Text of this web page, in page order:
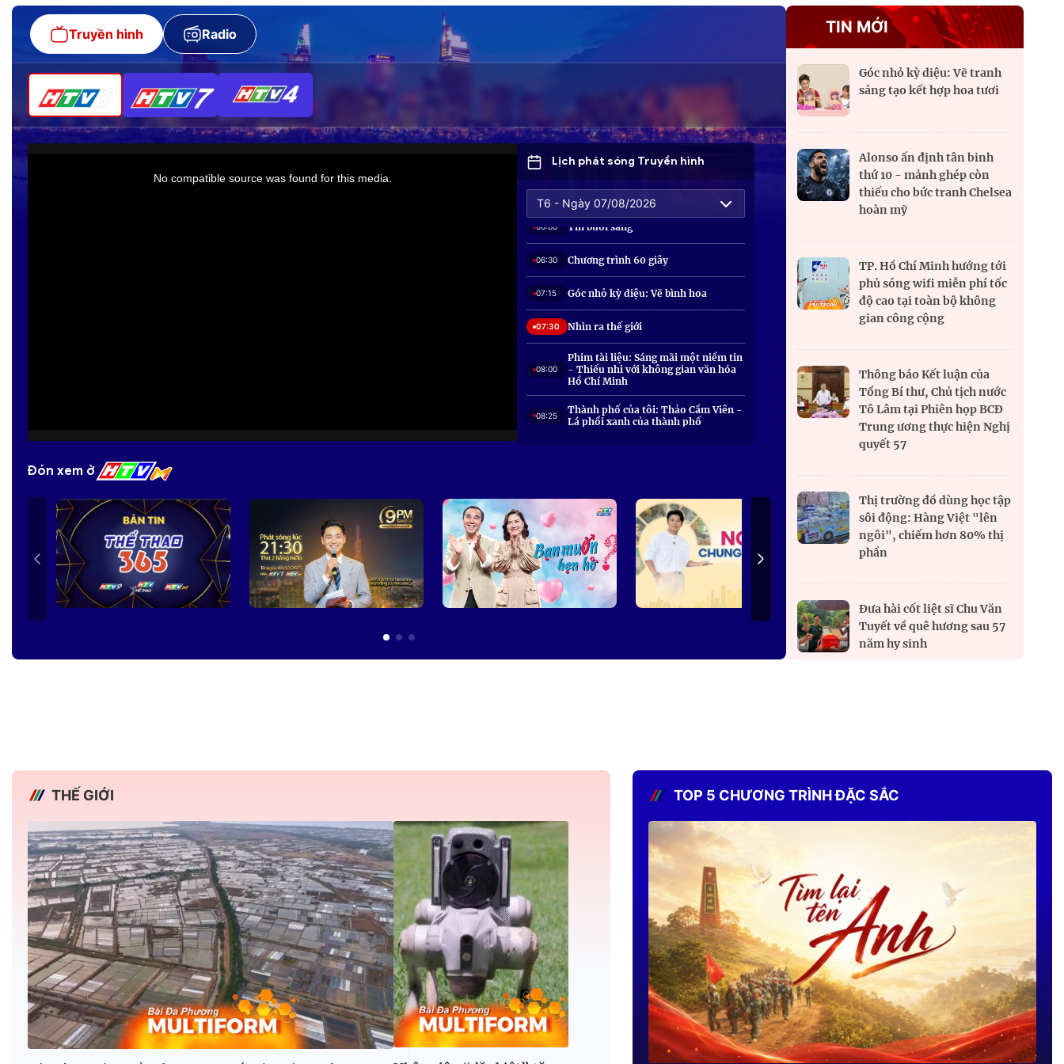
Truyền hình Radio
Lịch phát sóng Truyền hình
Siêu thị cười: Kế hoạch giảm cân
Phim truyện Việt Nam: Mặn hơn
05:02 Thể dục cơ bản
05:20 Thể dục dưỡng sinh
05:30 Muôn màu thể thao
06:00 Tin buổi sáng
06:30 Chương trình 60 giây
07:15 Góc nhỏ kỳ diệu: Vẽ bình hoa
07:30 Nhìn ra thế giới
08:00
Phim tài liệu: Sáng mãi một niềm tin
- Thiếu nhi với không gian văn hóa
Hồ Chí Minh
08:25
Thành phố của tôi: Thảo Cầm Viên -
Lá phổi xanh của thành phố
11:30 Bản tin trưa
12:00 Chương trình 60 giây
12:30 Việt Nam - Đi là ghiền
chi hạ 2
15:00
Người trong cuộc
16:15 Muôn màu thể thao
16:45
Nghệ thuật và cuộc sống: Không gian
18:10 Dấu ấn thương hiệu Việt
18:30 Chương trình 60 giây
19:00 Tiếp sóng VTV
19:45
Đồng hành Chuông vàng vọng cổ
Đón xem ở
TIN MỚI
Góc nhỏ kỳ diệu: Vẽ tranh
sáng tạo kết hợp hoa tươi
Alonso ấn định tân binh
thứ 10 - mảnh ghép còn
thiếu cho bức tranh Chelsea
hoàn mỹ
TP. Hồ Chí Minh hướng tới
phủ sóng wifi miễn phí tốc
độ cao tại toàn bộ không
gian công cộng
Thông báo Kết luận của
Tổng Bí thư, Chủ tịch nước
Tô Lâm tại Phiên họp BCĐ
Trung ương thực hiện Nghị
quyết 57
Thị trường đồ dùng học tập
sôi động: Hàng Việt "lên
ngôi", chiếm hơn 80% thị
phần
Đưa hài cốt liệt sĩ Chu Văn
Tuyết về quê hương sau 57
năm hy sinh
"Hành trình truy vết tội
nâng cao năng lực đấu
Xã hội hóa tạo động lực cho
chiến dịch 1.000 phòng học
TP. Hồ Chí Minh: Điều tra
vụ người phụ nữ bị hành
hung tại chợ Hòa Long
THẾ GIỚI TOP 5 CHƯƠNG TRÌNH ĐẶC SẮC